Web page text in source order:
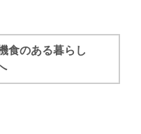
食のある暮らし